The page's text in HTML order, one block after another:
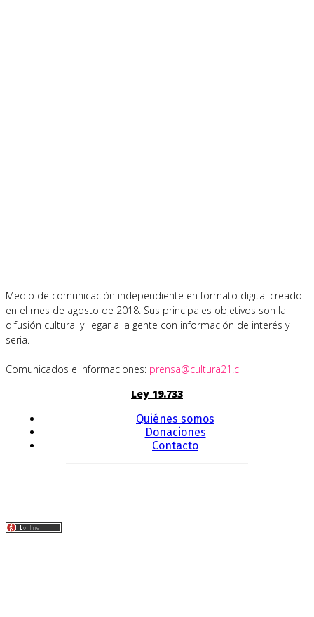
Medio de comunicación independiente en formato digital creado
en el mes de agosto de 2018. Sus principales objetivos son la
difusión cultural y llegar a la gente con información de interés y
seria.
Comunicados e informaciones: prensa@cultura21.cl
Ley 19.733
Quiénes somos
Donaciones
Contacto